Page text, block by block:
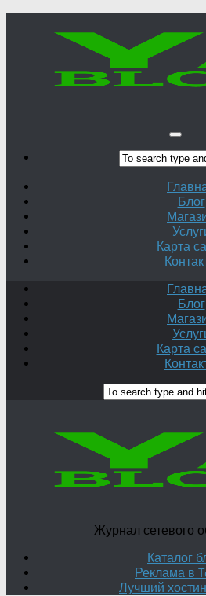
Блог
Карта
Блог
Карта
Журнал сетевого
Каталог
Реклама в
Лучший